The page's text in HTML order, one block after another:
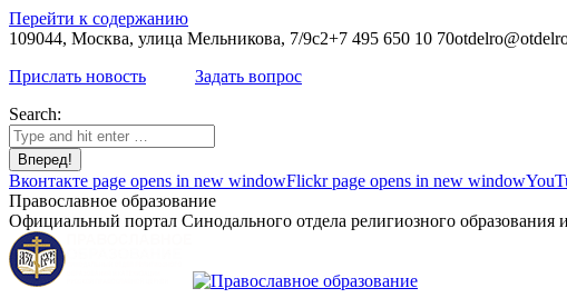
Перейти к содержанию
109044, Москва, улица Мельникова, 7/9с2+7 495 650 10 70
Прислать новость
Задать вопрос
Search:
Вконтакте page opens in new windowFlickr page opens in new window
Православное образование
Официальный портал Синодального отдела религиозного